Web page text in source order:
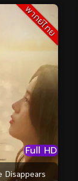
พากย์ไทย
Full HD
Disappears